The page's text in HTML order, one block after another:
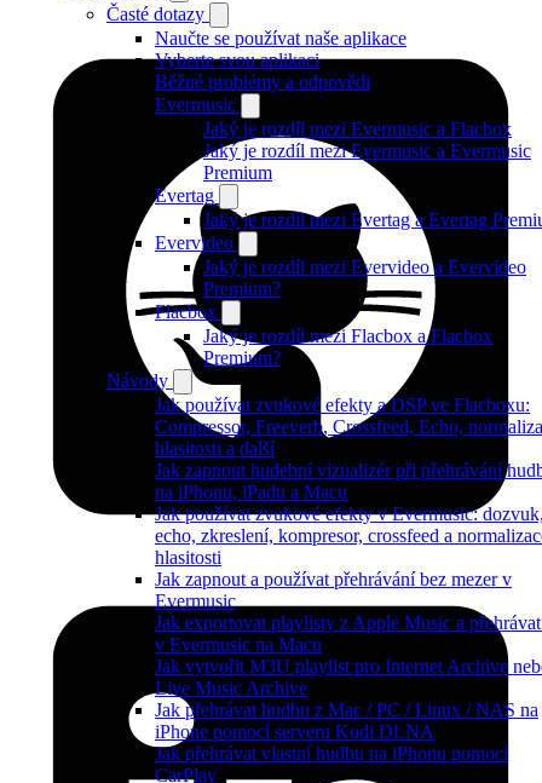
Časté dotazy
Naučte se používat naše aplikace
Vyberte svou aplikaci
Běžné problémy a odpovědi
Evermusic
Jaký je rozdíl mezi Evermusic a Flacbox
Jaký je rozdíl mezi Evermusic a Evermusic
Premium
Evertag
Jaký je rozdíl mezi Evertag a Evertag
Evervideo
Jaký je rozdíl mezi Evervideo a Evervideo
Premium?
Flacbox
Jaký je rozdíl mezi Flacbox a Flacbox
Premium?
Návody
Jak používat zvukové efekty a DSP ve Flacboxu:
Compressor, Freeverb, Crossfeed, Echo,
hlasitosti a další
Jak zapnout hudební vizualizér při přehrávání
na iPhonu, iPadu a Macu
Jak používat zvukové efekty v Evermusic:
echo, zkreslení, kompresor, crossfeed a
hlasitosti
Jak zapnout a používat přehrávání bez mezer v
Evermusic
Jak exportovat playlisty z Apple Music a
v Evermusic na Macu
Jak vytvořit M3U playlist pro Internet Archive
Live Music Archive
Jak přehrávat hudbu z Mac / PC / Linux / NAS na
iPhone pomocí serveru Kodi DLNA
Jak přehrávat vlastní hudbu na iPhonu pomocí
CarPlay